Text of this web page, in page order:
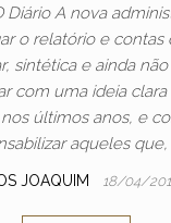
Diário A nova
o relatório e contas
sintética e ainda
com uma ideia
últimos anos, e
aqueles que,
JOAQUIM 18/04/